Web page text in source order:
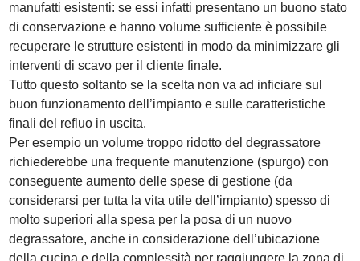
manufatti esistenti: se essi infatti presentano un buono stato
di conservazione e hanno volume sufficiente è possibile
recuperare le strutture esistenti in modo da minimizzare gli
interventi di scavo per il cliente finale.
Tutto questo soltanto se la scelta non va ad inficiare sul
buon funzionamento dell’impianto e sulle caratteristiche
finali del refluo in uscita.
Per esempio un volume troppo ridotto del degrassatore
richiederebbe una frequente manutenzione (spurgo) con
conseguente aumento delle spese di gestione (da
considerarsi per tutta la vita utile dell’impianto) spesso di
molto superiori alla spesa per la posa di un nuovo
degrassatore, anche in considerazione dell’ubicazione
della cucina e della complessità per raggiungere la zona di